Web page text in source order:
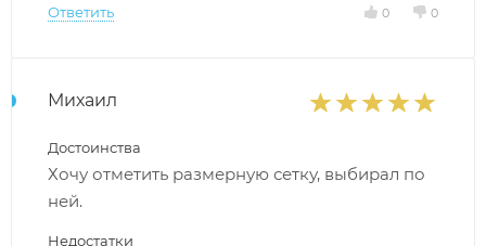
Ответить 0 0
Михаил
Достоинства
Хочу отметить размерную сетку, выбирал по
ней.
Недостатки